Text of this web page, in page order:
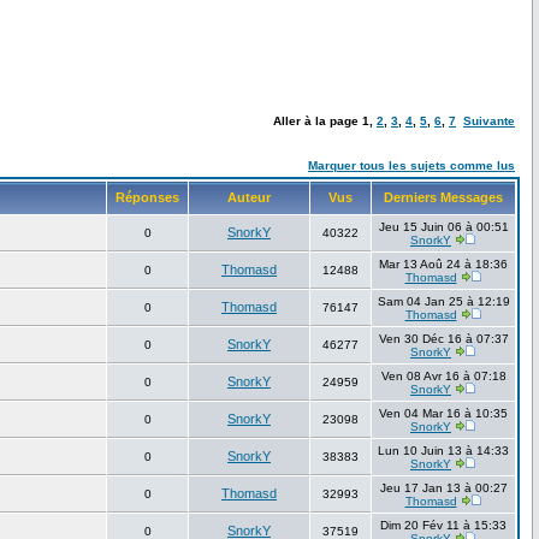
Aller à la page 1 2 3 4 5 6 7 Suivante
Marquer tous les sujets comme lus
Réponses Auteur Vus Derniers Messages
0 SnorkY 40322
Jeu 15 Juin 06 à 00:51
SnorkY
0 Thomasd 12488
Mar 13 Aoû 24 à 18:36
Thomasd
0 Thomasd 76147
Sam 04 Jan 25 à 12:19
Thomasd
0 SnorkY 46277
Ven 30 Déc 16 à 07:37
SnorkY
0 SnorkY 24959
Ven 08 Avr 16 à 07:18
SnorkY
0 SnorkY 23098
Ven 04 Mar 16 à 10:35
SnorkY
0 SnorkY 38383
Lun 10 Juin 13 à 14:33
SnorkY
0 Thomasd 32993
Jeu 17 Jan 13 à 00:27
Thomasd
0 SnorkY 37519
Dim 20 Fév 11 à 15:33